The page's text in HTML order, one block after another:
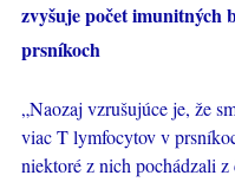
zvyšuje počet imunitných
prsníkoch
„Naozaj vzrušujúce je, že
viac T lymfocytov v
niektoré z nich pochádzali z